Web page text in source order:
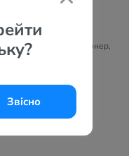
Звісно
телевизор, кондиционер,
(не во всех
of Treviso, Italy